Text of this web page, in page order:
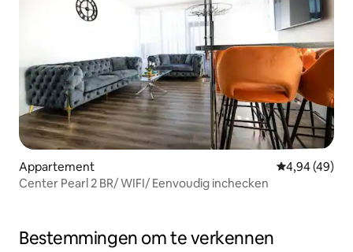
Appartement Gemiddelde
4,94 (49)
Center Pearl 2 BR/ WIFI/ Eenvoudig inchecken
Bestemmingen om te verkennen